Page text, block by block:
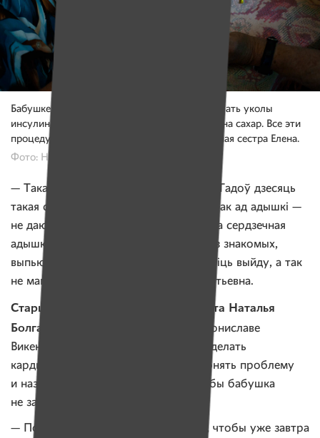
Бабушке Броне нужно четыре раза в день делать уколы
инсулина, а перед этим — делать тест крови на сахар. Все эти
процедуры теперь для нее делает патронажная сестра Елена.
Фото: Надежда Бужан, Имена
— Такая адышка, што хадзіць не магу. Гадоў дзесяць
такая сільная. Сколька я прашу таблетак ад адышкі —
не даюць. Говорят, у вас не лёгачная, а сердзечная
адышка. І нікак. Пачачку дастану через знакомых,
выпью — мне лягчэй. Я хоць есці зрабіць выйду, а так
не магу, — говорит Бронислава Викентьевна.
Старшая медсестра Красного Креста Наталья
Болгарская
рекомендует вызвать Брониславе
Викентьевне врача. Бабушке нужно сделать
кардиограмму, послушать легкие, понять проблему
и назначить адекватное лечение. Чтобы бабушка
не занималась самолечением.
— Побегу оставлю заявку для врача, чтобы уже завтра